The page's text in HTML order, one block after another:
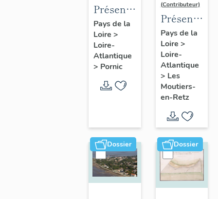
Présentation
de la
commune
de
Pornic
Pays de la
Loire >
Loire-
Atlantique
> Pornic
(Contributeur)
de la
commune
des
Moutiers-
en-Retz
Pays de la
Loire >
Loire-
Atlantique
> Les
Moutiers-
en-Retz
Dossier Dossier